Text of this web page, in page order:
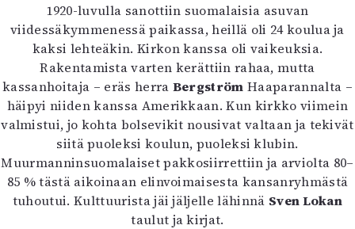
1920-luvulla sanottiin suomalaisia asuvan
viidessäkymmenessä paikassa, heillä oli 24 koulua ja
kaksi lehteäkin. Kirkon kanssa oli vaikeuksia.
Rakentamista varten kerättiin rahaa, mutta
kassanhoitaja – eräs herra Bergström Haaparannalta –
häipyi niiden kanssa Amerikkaan. Kun kirkko viimein
valmistui, jo kohta bolsevikit nousivat valtaan ja tekivät
siitä puoleksi koulun, puoleksi klubin.
Muurmanninsuomalaiset pakkosiirrettiin ja arviolta 80–
85 % tästä aikoinaan elinvoimaisesta kansanryhmästä
tuhoutui. Kulttuurista jäi jäljelle lähinnä Sven Lokan
taulut ja kirjat.